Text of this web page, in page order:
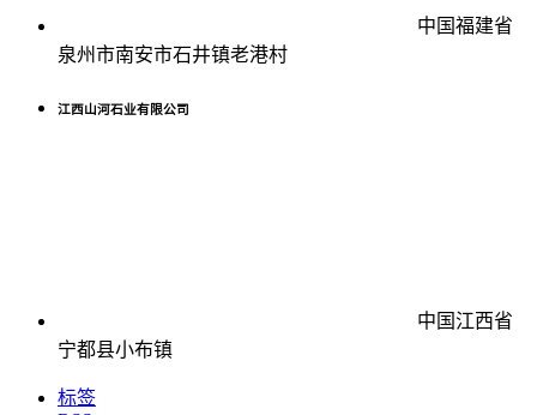
中国福建省
泉州市南安市石井镇老港村
江西山河石业有限公司
中国江西省
宁都县小布镇
标签